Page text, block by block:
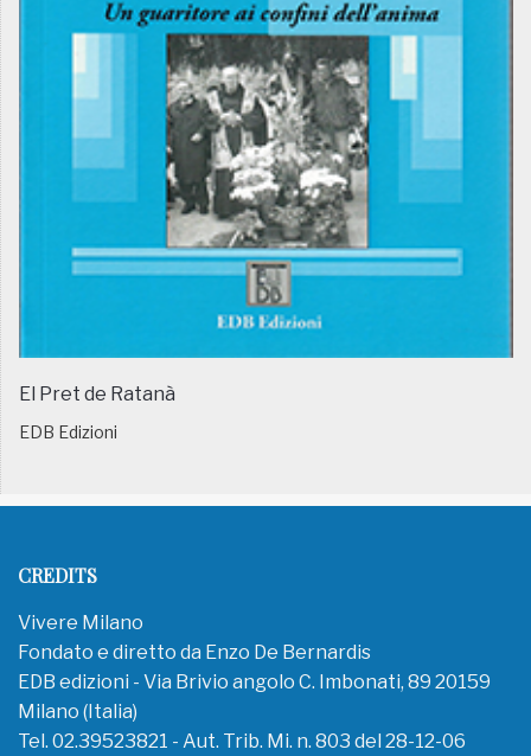
El Pret de Ratanà
EDB Edizioni
CREDITS
Vivere Milano
Fondato e diretto da Enzo De Bernardis
EDB edizioni - Via Brivio angolo C. Imbonati, 89 20159
Milano (Italia)
Tel. 02.39523821 - Aut. Trib. Mi. n. 803 del 28-12-06